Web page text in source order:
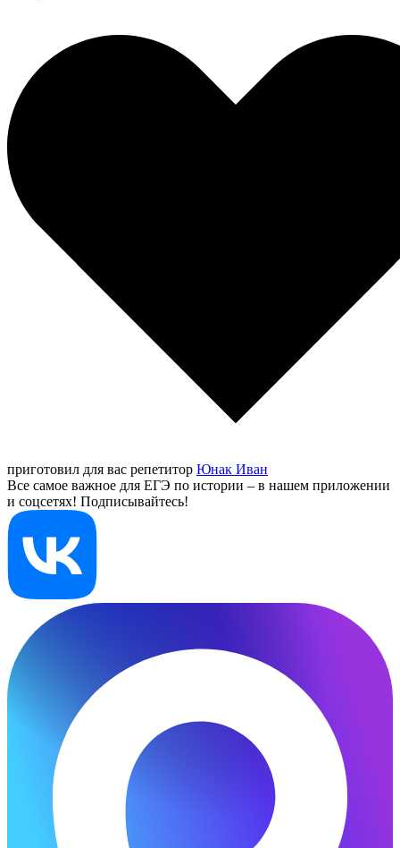
приготовил для вас репетитор Юнак Иван
Все самое важное для ЕГЭ по истории – в нашем приложении
и соцсетях! Подписывайтесь!